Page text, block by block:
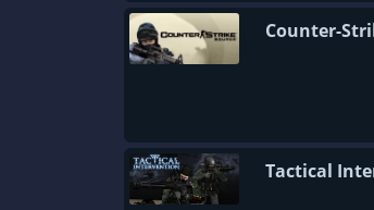
Counter-
Tactical